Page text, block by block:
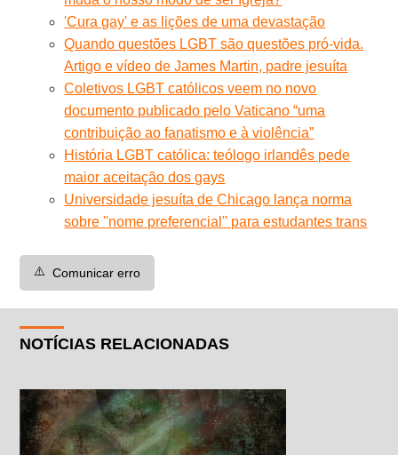
'Cura gay' e as lições de uma devastação
Quando questões LGBT são questões pró-vida.
Artigo e vídeo de James Martin, padre jesuíta
Coletivos LGBT católicos veem no novo
documento publicado pelo Vaticano “uma
contribuição ao fanatismo e à violência”
História LGBT católica: teólogo irlandês pede
maior aceitação dos gays
Universidade jesuíta de Chicago lança norma
sobre ''nome preferencial'' para estudantes trans
⚠️ Comunicar erro
NOTÍCIAS RELACIONADAS